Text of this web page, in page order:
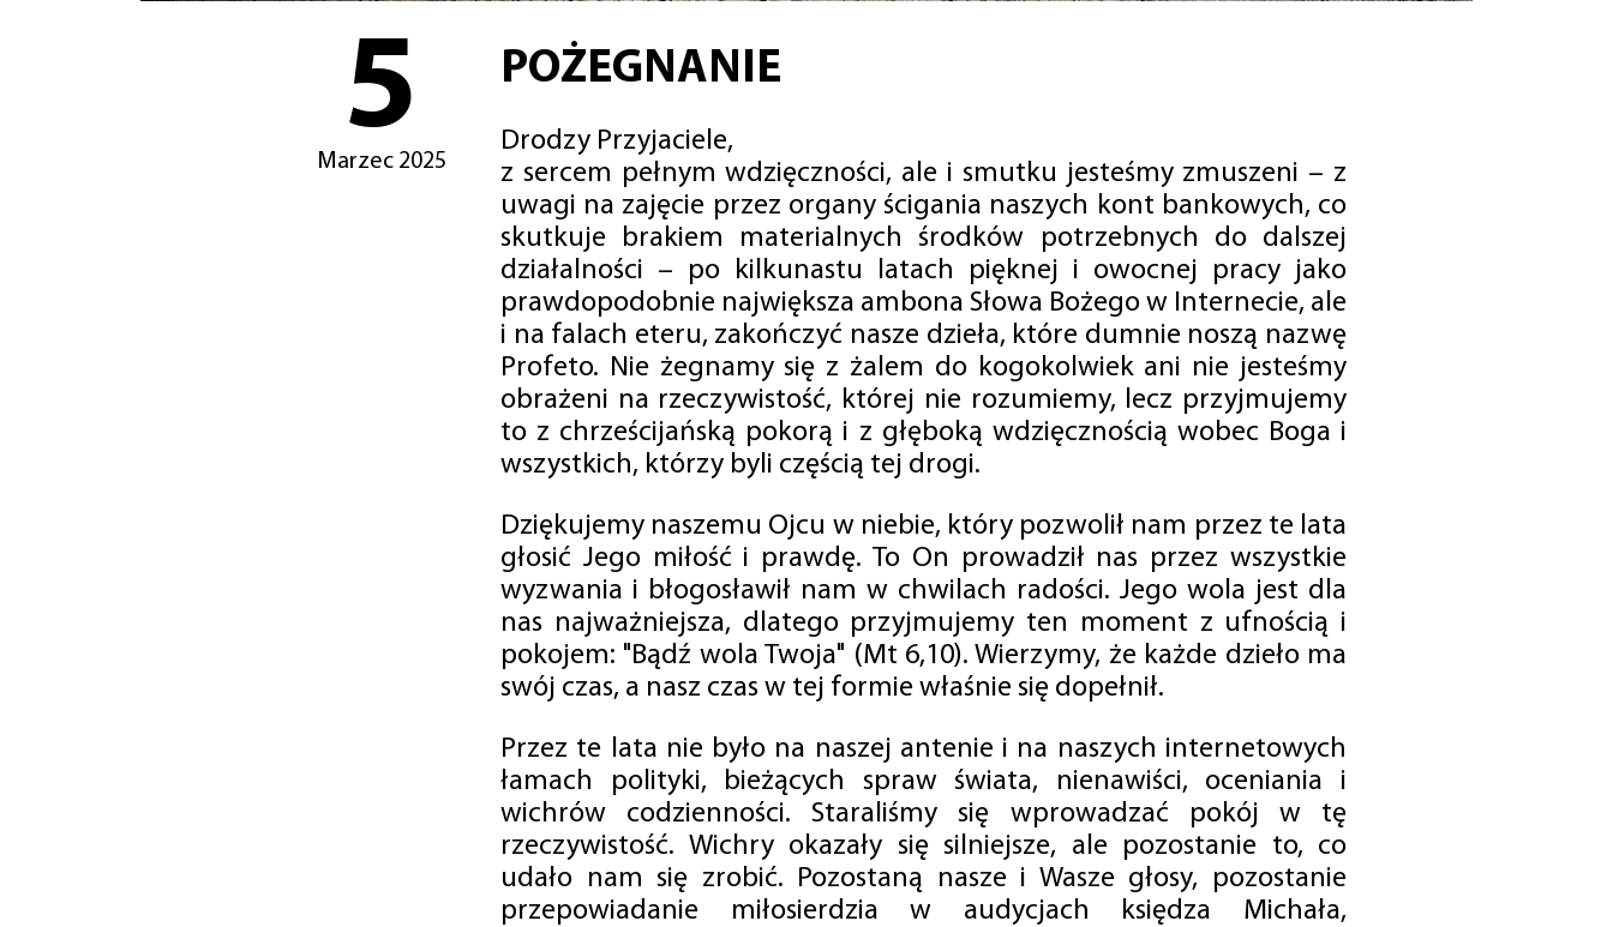
5
Marzec 2025
POŻEGNANIE
Drodzy Przyjaciele,
z sercem pełnym wdzięczności, ale i smutku jesteśmy zmuszeni – z
uwagi na zajęcie przez organy ścigania naszych kont bankowych, co
skutkuje brakiem materialnych środków potrzebnych do dalszej
działalności – po kilkunastu latach pięknej i owocnej pracy jako
prawdopodobnie największa ambona Słowa Bożego w Internecie, ale
i na falach eteru, zakończyć nasze dzieła, które dumnie noszą nazwę
Profeto. Nie żegnamy się z żalem do kogokolwiek ani nie jesteśmy
obrażeni na rzeczywistość, której nie rozumiemy, lecz przyjmujemy
to z chrześcijańską pokorą i z głęboką wdzięcznością wobec Boga i
wszystkich, którzy byli częścią tej drogi.
Dziękujemy naszemu Ojcu w niebie, który pozwolił nam przez te lata
głosić Jego miłość i prawdę. To On prowadził nas przez wszystkie
wyzwania i błogosławił nam w chwilach radości. Jego wola jest dla
nas najważniejsza, dlatego przyjmujemy ten moment z ufnością i
pokojem: "Bądź wola Twoja" (Mt 6,10). Wierzymy, że każde dzieło ma
swój czas, a nasz czas w tej formie właśnie się dopełnił.
Przez te lata nie było na naszej antenie i na naszych internetowych
łamach polityki, bieżących spraw świata, nienawiści, oceniania i
wichrów codzienności. Staraliśmy się wprowadzać pokój w tę
rzeczywistość. Wichry okazały się silniejsze, ale pozostanie to, co
udało nam się zrobić. Pozostaną nasze i Wasze głosy, pozostanie
przepowiadanie miłosierdzia w audycjach księdza Michała,